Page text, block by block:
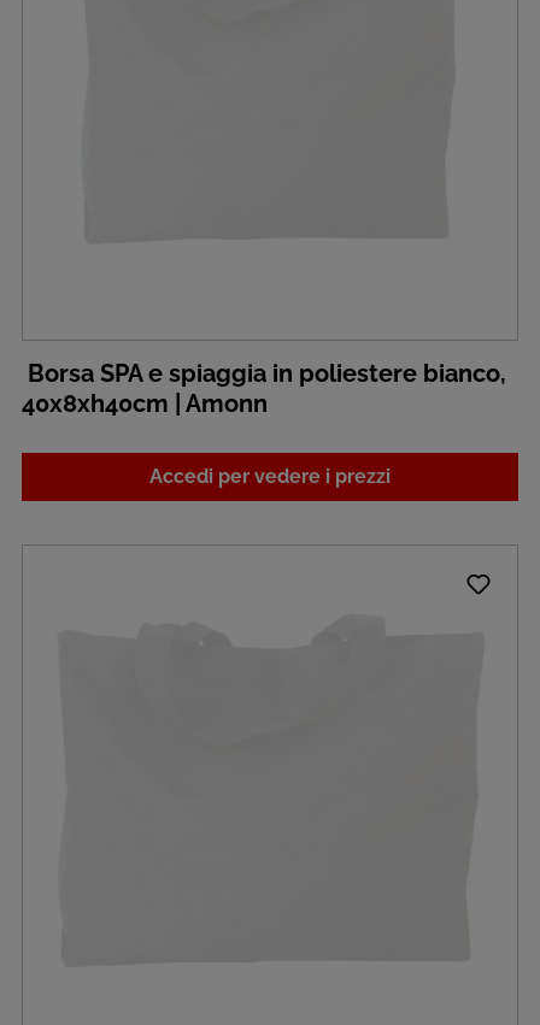
Borsa SPA e spiaggia in poliestere bianco,
40x8xh40cm | Amonn
Accedi per vedere i prezzi